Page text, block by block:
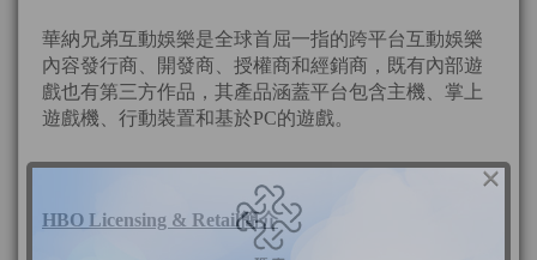
華納兄弟互動娛樂是全球首屈一指的跨平台互動娛樂
內容發行商、開發商、授權商和經銷商，既有內部遊
戲也有第三方作品，其產品涵蓋平台包含主機、掌上
遊戲機、行動裝置和基於PC的遊戲。
HBO Licensing & Retail簡介
×